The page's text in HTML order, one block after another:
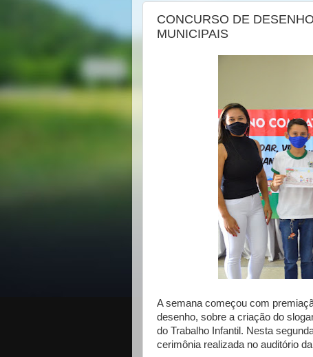
CONCURSO DE
MUNICIPAIS
A semana começou com
desenho, sobre a criação do
do Trabalho Infantil. Nesta
cerimônia realizada no auditório